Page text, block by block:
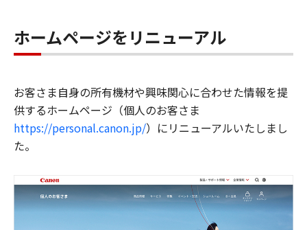
ホームページをリニューアル
お客さま自身の所有機材や興味関心に合わせた情報を提
供するホームページ（個人のお客さま
https://personal.canon.jp/）にリニューアルいたしまし
た。